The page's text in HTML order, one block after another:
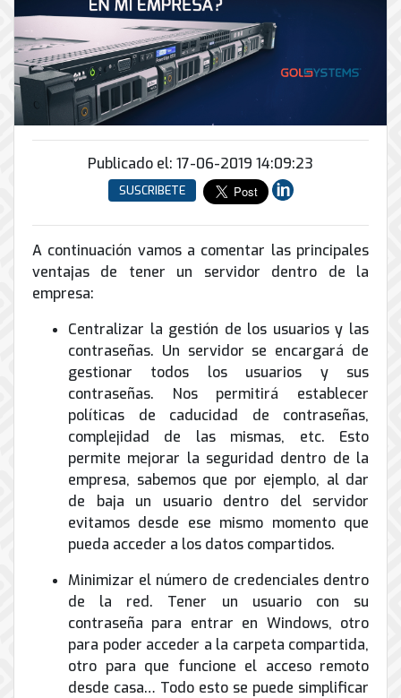
INFRAESTRUCTURA
Soporte
informático
Remoto
en
Sitio
Soporte
de
Correo
Electrónico
conmutadores
IP
y
análogos
Enlaces
Inalámbricos
Torres
Arriostradas
Equipos
para
Servicio
Internet
peatonal
Automatización
y
Domótica
Energía
UPS
Tierra
pararrayos
envío
Antispam
Ciberseguridad
Conmutador
de
Computo
&
Publicado el: 17-06-2019 14:09:23
SUSCRIBETE
A continuación vamos a comentar las principales
ventajas de tener un servidor dentro de la
empresa:
Centralizar la gestión de los usuarios y las
contraseñas. Un servidor se encargará de
gestionar todos los usuarios y sus
contraseñas. Nos permitirá establecer
políticas de caducidad de contraseñas,
complejidad de las mismas, etc. Esto
permite mejorar la seguridad dentro de la
empresa, sabemos que por ejemplo, al dar
de baja un usuario dentro del servidor
evitamos desde ese mismo momento que
pueda acceder a los datos compartidos.
Minimizar el número de credenciales dentro
de la red. Tener un usuario con su
contraseña para entrar en Windows, otro
para poder acceder a la carpeta compartida,
otro para que funcione el acceso remoto
desde casa… Todo esto se puede simplificar